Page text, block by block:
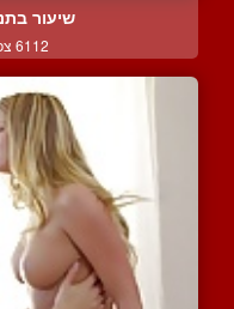
שיעור
6112 צפיות